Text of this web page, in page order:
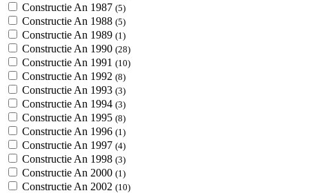
Constructie An 1987 (5)
Constructie An 1988 (5)
Constructie An 1989 (1)
Constructie An 1990 (28)
Constructie An 1991 (10)
Constructie An 1992 (8)
Constructie An 1993 (3)
Constructie An 1994 (3)
Constructie An 1995 (8)
Constructie An 1996 (1)
Constructie An 1997 (4)
Constructie An 1998 (3)
Constructie An 2000 (1)
Constructie An 2002 (10)